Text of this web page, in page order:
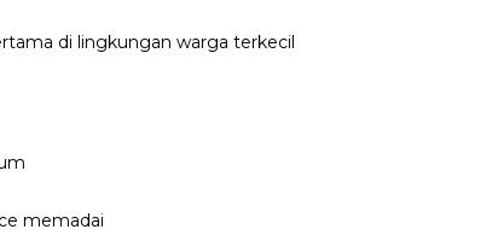
di lingkungan warga terkecil
memadai